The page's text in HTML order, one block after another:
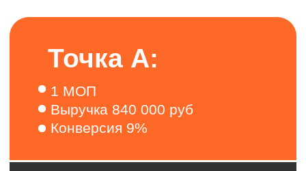
с регулярной отчетностью
клиентской базы и прописаны
пути поиска клиентов (холодный
обзвон, рассылки, парсинг,
Введена программа клиентской
лояльности, реферальная
программа и Welcome-пэки для
новых клиентов
производственными